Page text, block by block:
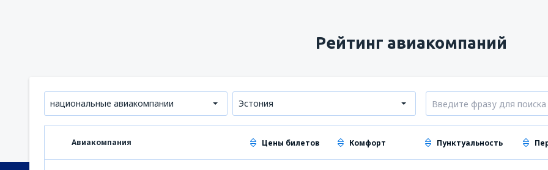
Рейтинг авиакомпаний
национальные авиакомпании Эстония
Авиакомпания Цены билетов Комфорт Пунктуальность